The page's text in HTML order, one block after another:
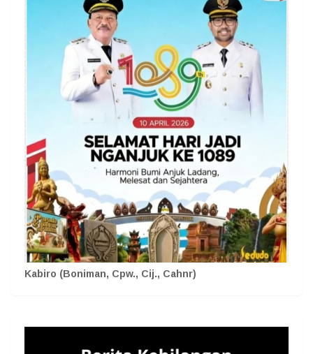
Kabiro (Boniman, Cpw., Cij., Cahnr)